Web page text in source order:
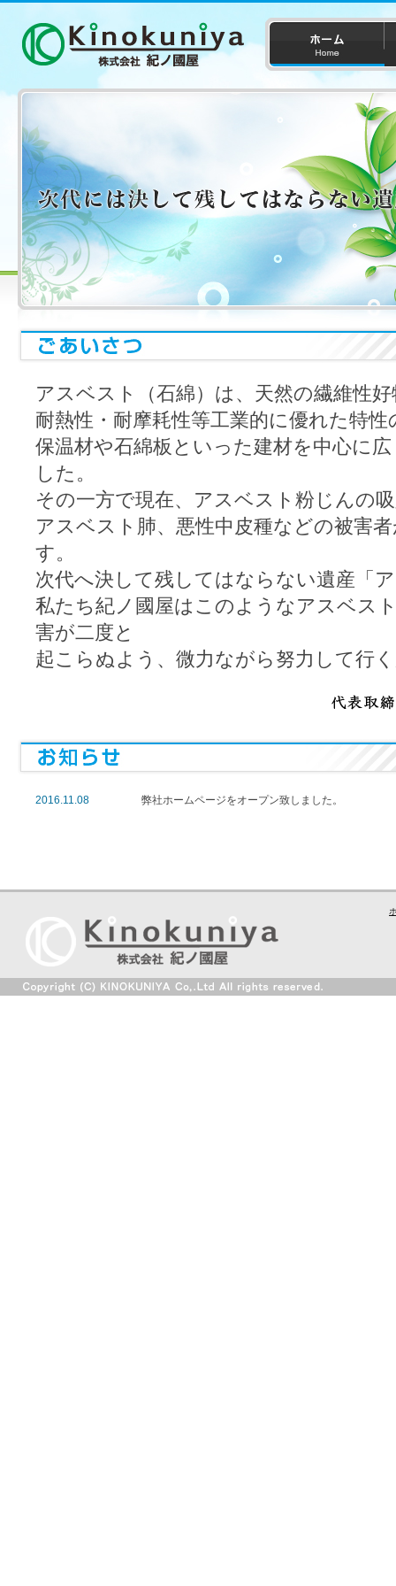
アスベスト（石綿）は、天然の繊維性
耐熱性・耐摩耗性等工業的に優れた特性
保温材や石綿板といった建材を中心に
した。
その一方で現在、アスベスト粉じんの
アスベスト肺、悪性中皮種などの被害
す。
次代へ決して残してはならない遺産「
私たち紀ノ國屋はこのようなアスベス
害が二度と
起こらぬよう、微力ながら努力して行
2016.11.08 弊社ホームページをオープン致しました。